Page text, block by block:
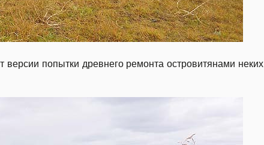
версии попытки древнего ремонта островитянами неких